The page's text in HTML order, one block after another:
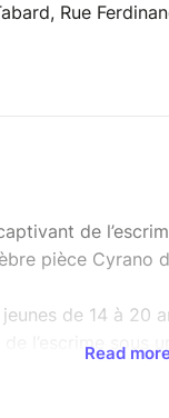
Rue
de
pièce Cyrano
jeunes de 14 à 20
l’escrime sous
Read